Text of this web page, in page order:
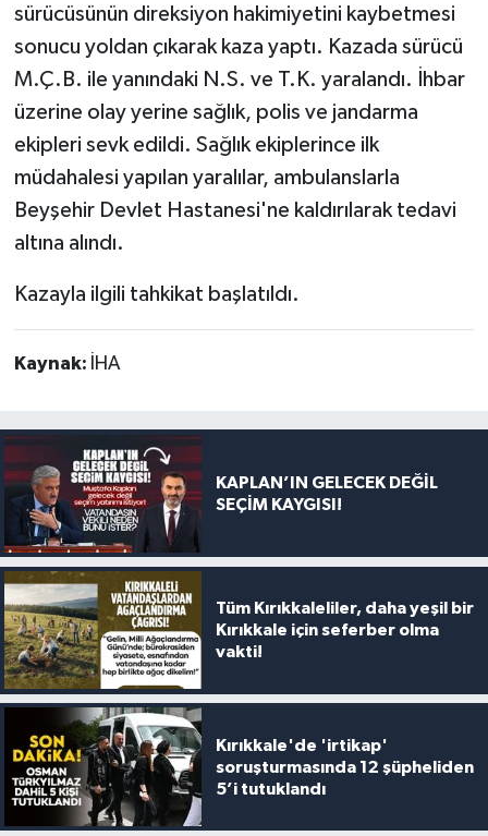
sürücüsünün direksiyon hakimiyetini kaybetmesi
sonucu yoldan çıkarak kaza yaptı. Kazada sürücü
M.Ç.B. ile yanındaki N.S. ve T.K. yaralandı. İhbar
üzerine olay yerine sağlık, polis ve jandarma
ekipleri sevk edildi. Sağlık ekiplerince ilk
müdahalesi yapılan yaralılar, ambulanslarla
Beyşehir Devlet Hastanesi'ne kaldırılarak tedavi
altına alındı.
Kazayla ilgili tahkikat başlatıldı.
Kaynak: İHA
KAPLAN’IN GELECEK DEĞİL
SEÇİM KAYGISI!
Tüm Kırıkkaleliler, daha yeşil bir
Kırıkkale için seferber olma
vakti!
Kırıkkale'de 'irtikap'
soruşturmasında 12 şüpheliden
5’i tutuklandı